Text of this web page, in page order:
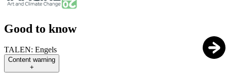
Good to know
TALEN: Engels
Content warning
+